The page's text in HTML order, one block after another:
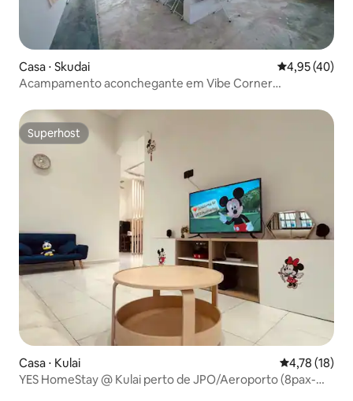
Casa ⋅ Skudai 4,95 de uma
4,95 (40)
Acampamento aconchegante em Vibe Corner
Superhost
Superhost
Casa ⋅ Kulai 4,78 de uma
4,78 (18)
YES HomeStay @ Kulai perto de JPO/Aeroporto (8pax-